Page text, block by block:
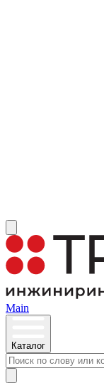
Main
Каталог